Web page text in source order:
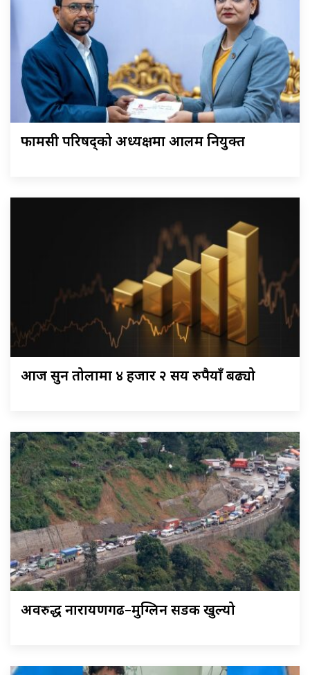
फार्मेसी परिषद्को अध्यक्षमा आलम नियुक्त
आज सुन तोलामा ४ हजार २ सय रुपैयाँ बढ्यो
अवरुद्ध नारायणगढ–मुग्लिन सडक खुल्यो